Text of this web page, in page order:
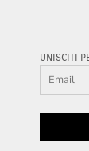
UNISCITI